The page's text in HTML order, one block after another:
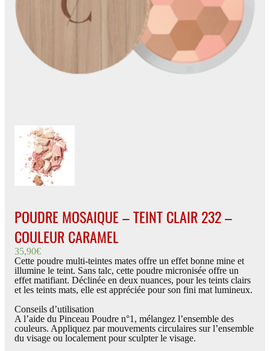
POUDRE MOSAIQUE – TEINT CLAIR 232 –
COULEUR CARAMEL
35,90€
Cette poudre multi-teintes mates offre un effet bonne mine et
illumine le teint. Sans talc, cette poudre micronisée offre un
effet matifiant. Déclinée en deux nuances, pour les teints clairs
et les teints mats, elle est appréciée pour son fini mat lumineux.
Conseils d’utilisation
A l’aide du Pinceau Poudre n°1, mélangez l’ensemble des
couleurs. Appliquez par mouvements circulaires sur l’ensemble
du visage ou localement pour sculpter le visage.